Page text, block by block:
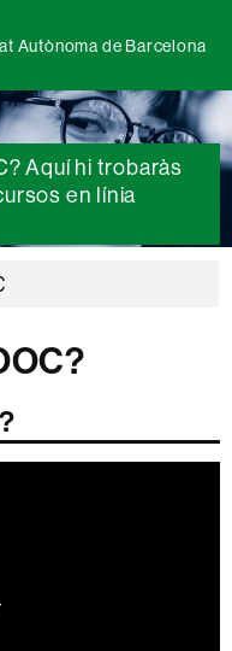
Autònoma de Barcelona
Aquí hi trobaràs
en línia
Desplegar